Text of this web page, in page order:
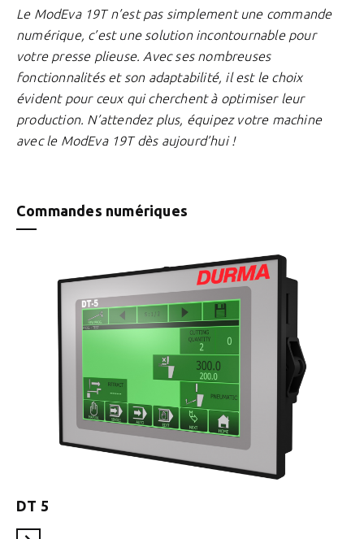
Le ModEva 19T n’est pas simplement une commande
numérique, c’est une solution incontournable pour
votre presse plieuse. Avec ses nombreuses
fonctionnalités et son adaptabilité, il est le choix
évident pour ceux qui cherchent à optimiser leur
production. N’attendez plus, équipez votre machine
avec le ModEva 19T dès aujourd’hui !
Commandes numériques
DT 5